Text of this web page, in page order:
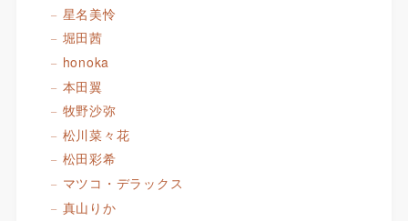
星名美怜
堀田茜
honoka
本田翼
牧野沙弥
松川菜々花
松田彩希
マツコ・デラックス
真山りか